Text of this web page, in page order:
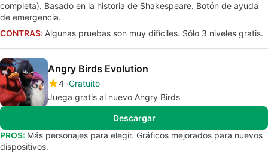
completa). Basado en la historia de Shakespeare. Botón de ayuda
de emergencia.
CONTRAS: Algunas pruebas son muy difíciles. Sólo 3 niveles gratis.
Angry Birds Evolution
4 Gratuito
Juega gratis al nuevo Angry Birds
Descargar
PROS: Más personajes para elegir. Gráficos mejorados para nuevos
dispositivos.